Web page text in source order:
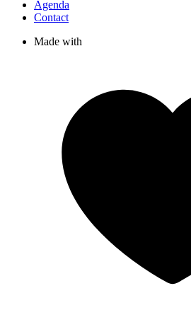
Agenda
Contact
Made with